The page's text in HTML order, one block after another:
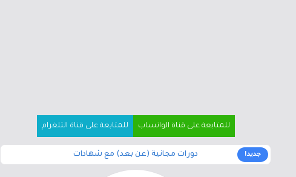
للمتابعة على قناة الواتساب للمتابعة على قناة التلغرام
جديد! دورات مجانية (عن بعد) مع شهادات